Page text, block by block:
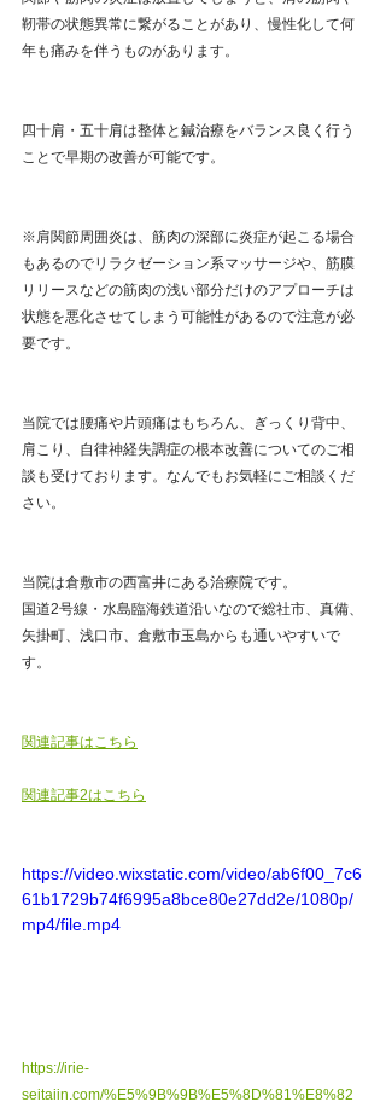
靭帯の状態異常に繋がることがあり、慢性化して何
年も痛みを伴うものがあります。
四十肩・五十肩は整体と鍼治療をバランス良く行う
ことで早期の改善が可能です。
※肩関節周囲炎は、筋肉の深部に炎症が起こる場合
もあるのでリラクゼーション系マッサージや、筋膜
リリースなどの筋肉の浅い部分だけのアプローチは
状態を悪化させてしまう可能性があるので注意が必
要です。
当院では腰痛や片頭痛はもちろん、ぎっくり背中、
肩こり、自律神経失調症の根本改善についてのご相
談も受けております。なんでもお気軽にご相談くだ
さい。
当院は倉敷市の西富井にある治療院です。
国道2号線・水島臨海鉄道沿いなので総社市、真備、
矢掛町、浅口市、倉敷市玉島からも通いやすいで
す。
関連記事はこちら
関連記事2はこちら
https://video.wixstatic.com/video/ab6f00_7c6
61b1729b74f6995a8bce80e27dd2e/1080p/
mp4/file.mp4
https://irie-
seitaiin.com/%E5%9B%9B%E5%8D%81%E8%82